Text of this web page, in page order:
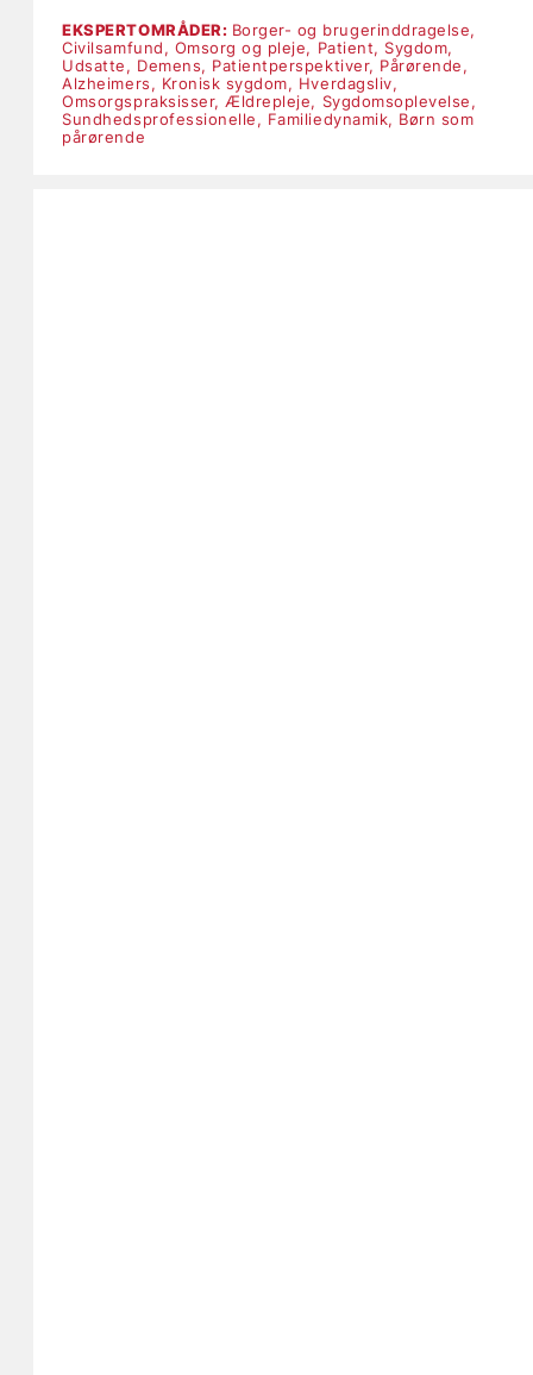
EKSPERTOMRÅDER: Borger- og brugerinddragelse,
Civilsamfund, Omsorg og pleje, Patient, Sygdom,
Udsatte, Demens, Patientperspektiver, Pårørende,
Alzheimers, Kronisk sygdom, Hverdagsliv,
Omsorgspraksisser, Ældrepleje, Sygdomsoplevelse,
Sundhedsprofessionelle, Familiedynamik, Børn som
pårørende